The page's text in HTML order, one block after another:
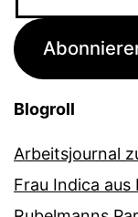
Adresse
Blogroll
Arbeitsjournal
Frau Indica aus